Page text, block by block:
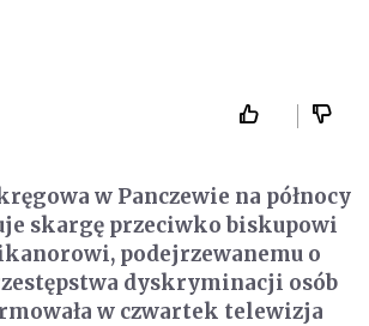
w Panczewie na północy
skargę przeciwko biskupowi
podejrzewanemu o
dyskryminacji osób
w czwartek telewizja